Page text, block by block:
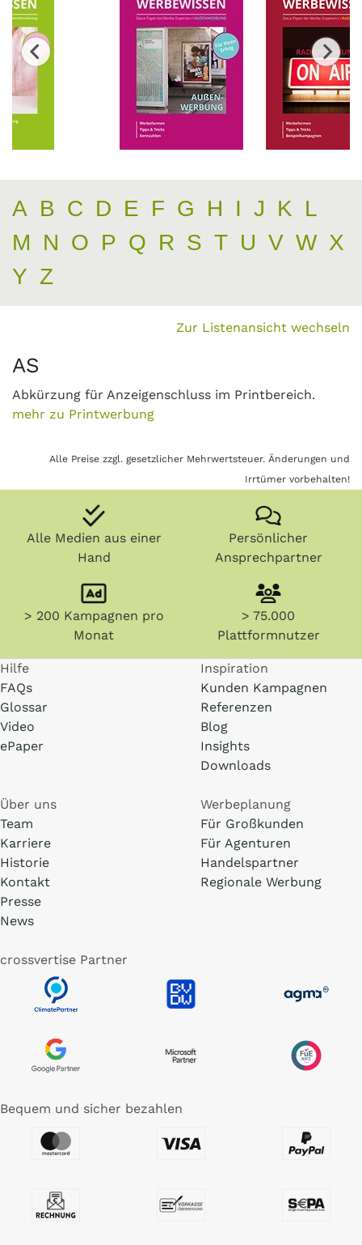
A B C D E F G H I J K L
M
N O P Q R S T U V W X
Y Z
Zur Listenansicht wechseln
AS
Abkürzung für Anzeigenschluss im Printbereich.
mehr zu Printwerbung
Alle Preise zzgl. gesetzlicher Mehrwertsteuer. Änderungen und
Irrtümer vorbehalten!
Alle Medien aus einer
Hand
Persönlicher
Ansprechpartner
> 200 Kampagnen pro
Monat
> 75.000
Plattformnutzer
Hilfe
FAQs
Glossar
Video
ePaper
Inspiration
Kunden Kampagnen
Referenzen
Blog
Insights
Downloads
Über uns
Team
Karriere
Historie
Kontakt
Presse
News
Werbeplanung
Für Großkunden
Für Agenturen
Handelspartner
Regionale Werbung
crossvertise Partner
Bequem und sicher bezahlen